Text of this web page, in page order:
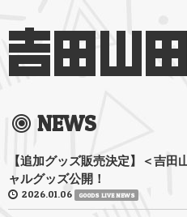
NEWS
【追加グッズ販売決定】＜吉
ャルグッズ公開！
2026.01.06 GOODS LIVE NEWS